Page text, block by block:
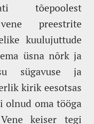
tõepoolest
vene preestrite
kuulujuttude
üsna nõrk ja
sügavuse ja
kirik eesotsas
olnud oma tööga
keiser tegi